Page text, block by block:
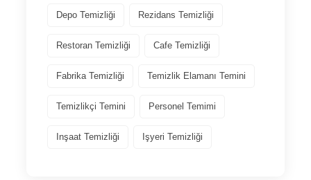
Depo Temizliği Rezidans Temizliği
Restoran Temizliği Cafe Temizliği
Fabrika Temizliği Temizlik Elamanı Temini
Temizlikçi Temini Personel Temimi
Inşaat Temizliği Işyeri Temizliği